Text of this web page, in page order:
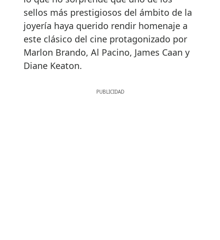
sellos más prestigiosos del ámbito de la
joyería haya querido rendir homenaje a
este clásico del cine protagonizado por
Marlon Brando, Al Pacino, James Caan y
Diane Keaton.